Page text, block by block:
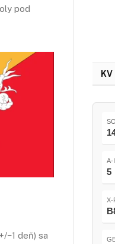
pod
−1 deň) sa
A-
5
X-